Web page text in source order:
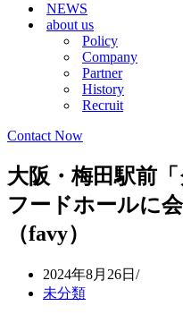
シ
ョ
NEWS
about us
Policy
Company
Partner
History
Recruit
Contact Now
大阪・梅田駅前
フードホールに
（favy）
2024年8月26日
未分類